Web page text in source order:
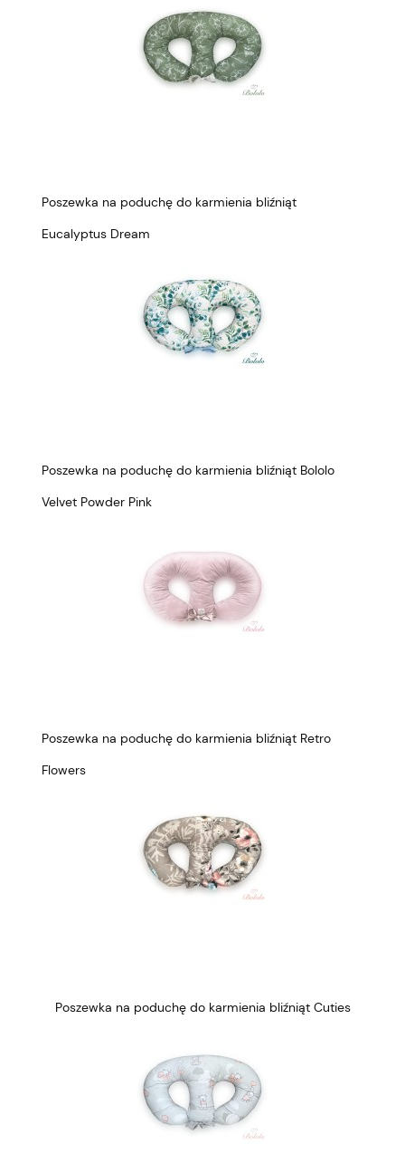
Poszewka na poduchę do karmienia bliźniąt
Eucalyptus Dream
Poszewka na poduchę do karmienia bliźniąt Bololo
Velvet Powder Pink
Poszewka na poduchę do karmienia bliźniąt Retro
Flowers
Poszewka na poduchę do karmienia bliźniąt Cuties